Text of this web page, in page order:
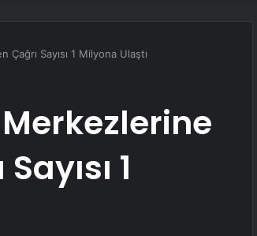
Sayısı 1 Milyona Ulaştı
1